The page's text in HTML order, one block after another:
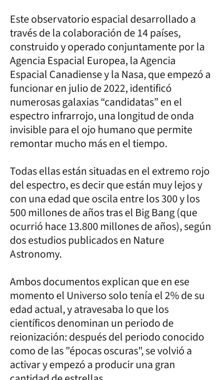
Este observatorio espacial desarrollado a
través de la colaboración de 14 países,
construido y operado conjuntamente por la
Agencia Espacial Europea, la Agencia
Espacial Canadiense y la Nasa, que empezó a
funcionar en julio de 2022, identificó
numerosas galaxias “candidatas” en el
espectro infrarrojo, una longitud de onda
invisible para el ojo humano que permite
remontar mucho más en el tiempo.
Todas ellas están situadas en el extremo rojo
del espectro, es decir que están muy lejos y
con una edad que oscila entre los 300 y los
500 millones de años tras el Big Bang (que
ocurrió hace 13.800 millones de años), según
dos estudios publicados en Nature
Astronomy.
Ambos documentos explican que en ese
momento el Universo solo tenía el 2% de su
edad actual, y atravesaba lo que los
científicos denominan un periodo de
reionización: después del periodo conocido
como de las "épocas oscuras", se volvió a
activar y empezó a producir una gran